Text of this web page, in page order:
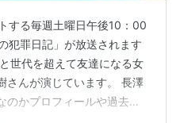
する毎週土曜日午後10：00
犯罪日記」が放送されます
世代を超えて友達になる女
さんが演じています。 長澤
のかプロフィールや過去の